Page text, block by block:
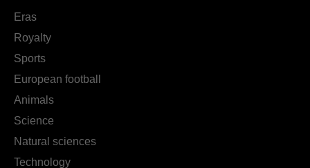
Eras
Royalty
Sports
European football
Animals
Science
Natural sciences
Technology